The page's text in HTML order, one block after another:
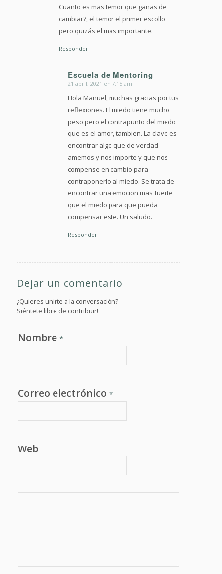
Cuanto es mas temor que ganas de
cambiar?, el temor el primer escollo
pero quizás el mas importante.
Responder
Escuela de Mentoring
Dice:
21 abril, 2021 en 7:15 am
Hola Manuel, muchas gracias por tus
reflexiones. El miedo tiene mucho
peso pero el contrapunto del miedo
que es el amor, tambien. La clave es
encontrar algo que de verdad
amemos y nos importe y que nos
compense en cambio para
contraponerlo al miedo. Se trata de
encontrar una emoción más fuerte
que el miedo para que pueda
compensar este. Un saludo.
Responder
Dejar un comentario
¿Quieres unirte a la conversación?
Siéntete libre de contribuir!
Nombre *
Correo electrónico *
Web